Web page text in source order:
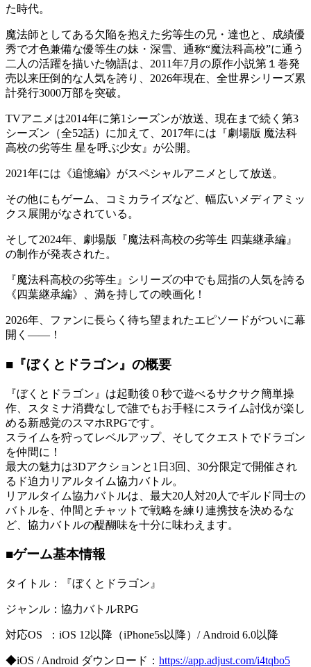
た時代。
魔法師としてある欠陥を抱えた劣等生の兄・達也と、成績優
秀で才色兼備な優等生の妹・深雪、通称“魔法科高校”に通う
二人の活躍を描いた物語は、2011年7月の原作小説第１巻発
売以来圧倒的な人気を誇り、2026年現在、全世界シリーズ累
計発行3000万部を突破。
TVアニメは2014年に第1シーズンが放送、現在まで続く第3
シーズン（全52話）に加えて、2017年には『劇場版 魔法科
高校の劣等生 星を呼ぶ少女』が公開。
2021年には《追憶編》がスペシャルアニメとして放送。
その他にもゲーム、コミカライズなど、幅広いメディアミッ
クス展開がなされている。
そして2024年、劇場版『魔法科高校の劣等生 四葉継承編』
の制作が発表された。
『魔法科高校の劣等生』シリーズの中でも屈指の人気を誇る
《四葉継承編》、満を持しての映画化！
2026年、ファンに長らく待ち望まれたエピソードがついに幕
開く――！
■『ぼくとドラゴン』の概要
『ぼくとドラゴン』は起動後０秒で遊べるサクサク簡単操
作、スタミナ消費なしで誰でもお手軽にスライム討伐が楽し
める新感覚のスマホRPGです。
スライムを狩ってレベルアップ、そしてクエストでドラゴン
を仲間に！
最大の魅力は3Dアクションと1日3回、30分限定で開催され
るド迫力リアルタイム協力バトル。
リアルタイム協力バトルは、最大20人対20人でギルド同士の
バトルを、仲間とチャットで戦略を練り連携技を決めるな
ど、協力バトルの醍醐味を十分に味わえます。
■ゲーム基本情報
タイトル：『ぼくとドラゴン』
ジャンル：協力バトルRPG
対応OS ：iOS 12以降（iPhone5s以降）/ Android 6.0以降
◆iOS / Android ダウンロード： https://app.adjust.com/i4tqbo5